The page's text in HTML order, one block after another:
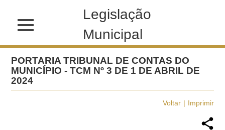
Legislação
Municipal
PORTARIA TRIBUNAL DE CONTAS DO
MUNICÍPIO - TCM Nº 3 DE 1 DE ABRIL DE
2024
Voltar Imprimir